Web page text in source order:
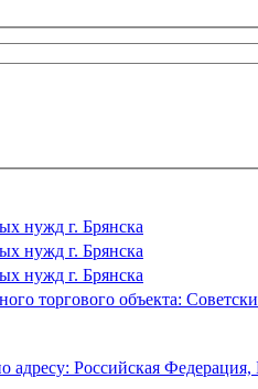
нужд г. Брянска
нужд г. Брянска
нужд г. Брянска
торгового объекта:
Российская Федерация,